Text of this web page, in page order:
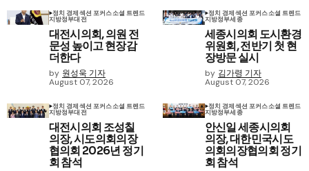
정치 경제섹션 포커스소셜 트렌드
지방정부대전
대전시의회, 의원 전
문성 높이고 현장감
더한다
by 원성욱 기자
August 07, 2026
정치 경제섹션 포커스소셜 트렌드
지방정부세종
세종시의회 도시환경
위원회, 전반기 첫 현
장방문 실시
by 김가령 기자
August 07, 2026
정치 경제섹션 포커스소셜 트렌드
지방정부대전
대전시의회 조성칠
의장, 시도의회의장
협의회 2026년 정기
회 참석
정치 경제섹션 포커스소셜 트렌드
지방정부세종
안신일 세종시의회
의장, 대한민국시도
의회의장협의회 정기
회 참석